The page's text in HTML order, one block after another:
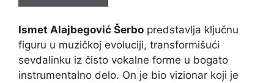
Ismet Alajbegović Šerbo predstavlja ključnu
figuru u muzičkoj evoluciji, transformišući
sevdalinku iz čisto vokalne forme u bogato
instrumentalno delo. On je bio vizionar koji je